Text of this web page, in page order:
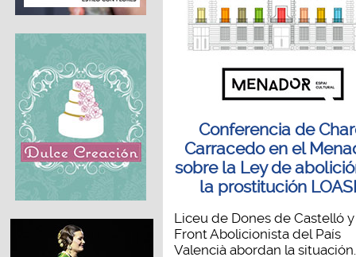
Conferencia de
Carracedo en el
sobre la Ley de
la prostitución
Liceu de Dones de Castelló y
Front Abolicionista del País
Valencià abordan la